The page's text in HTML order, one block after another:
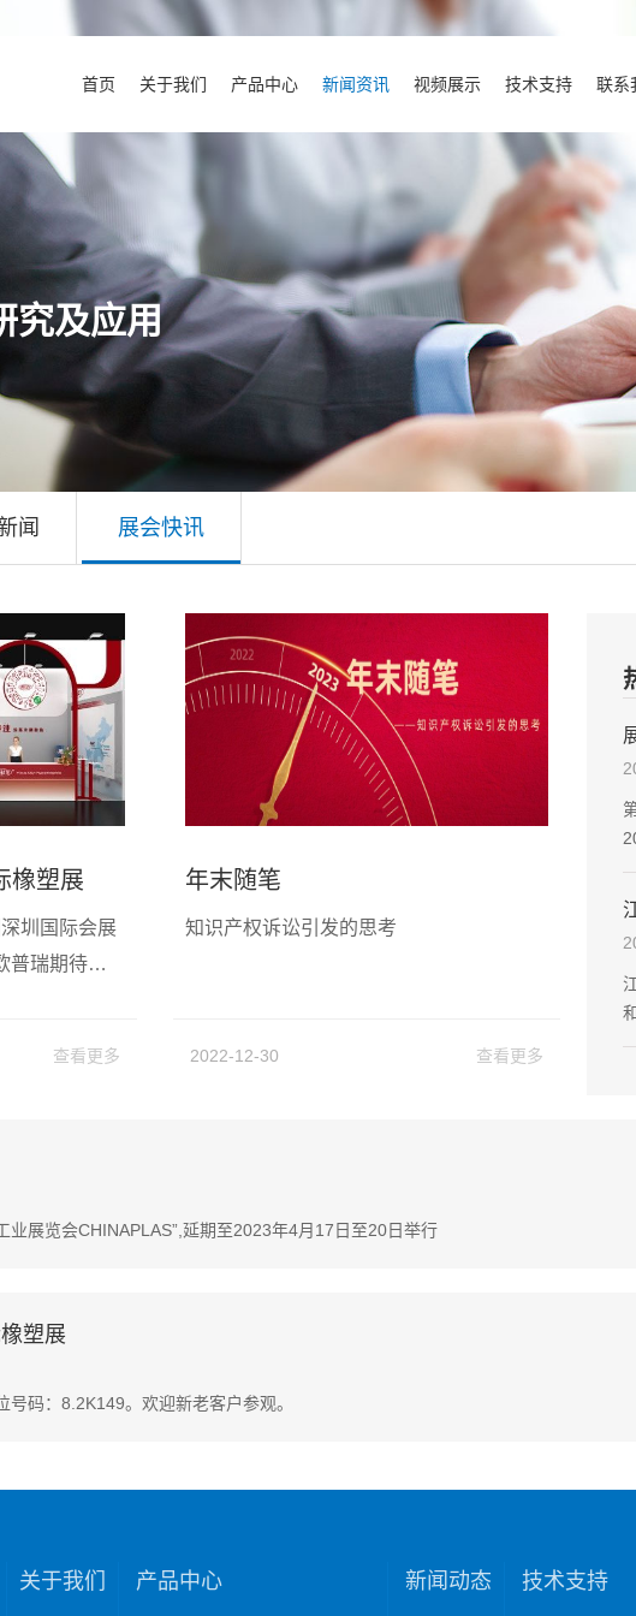
首页 关于我们 产品中心 新闻资讯 视频展示 技术支持 联系
究及应用
闻 展会快讯
橡塑展
圳国际会展
普瑞期待与
查看更多
年末随笔
知识产权诉讼引发的思考
2022-12-30 查看更多
业展览会CHINAPLAS”,延期至2023年4月17日至20日举行
塑展
码：8.2K149。欢迎新老客户参观。
关于我们 产品中心 新闻动态 技术支持